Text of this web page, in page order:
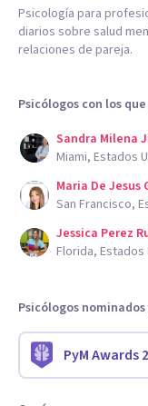
Psicología para
diarios sobre salud
relaciones de pareja.
Psicólogos con los
Sandra Milena
Miami, Estados
Maria De
San Francisco,
Jessica Perez
Florida, Estados
Psicólogos
PyM Awards